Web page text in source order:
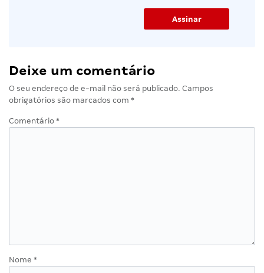
Deixe um comentário
O seu endereço de e-mail não será publicado. Campos
obrigatórios são marcados com *
Comentário *
Nome *